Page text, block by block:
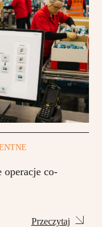
operacje co-
Przeczytaj